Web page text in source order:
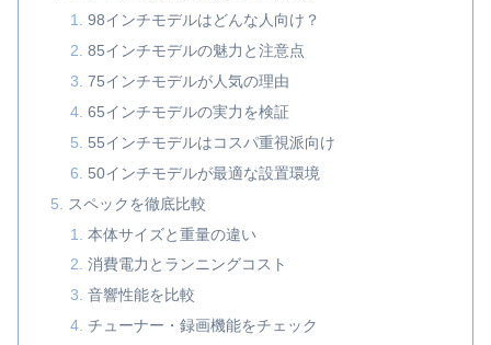
98インチモデルはどんな人向け？
85インチモデルの魅力と注意点
75インチモデルが人気の理由
65インチモデルの実力を検証
55インチモデルはコスパ重視派向け
50インチモデルが最適な設置環境
スペックを徹底比較
本体サイズと重量の違い
消費電力とランニングコスト
音響性能を比較
チューナー・録画機能をチェック